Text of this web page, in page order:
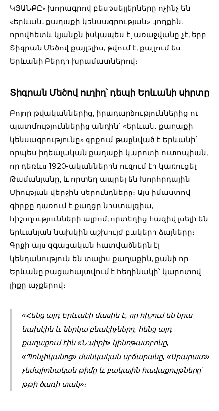
ԿՅԱՆՔԸ» խորագրով բեսթսելլերները ոչինչ են
«Երևան․ քաղաքի կենսագրության» կողքին,
որովհետև կյանքն իսկապես էլ առաջվանը չէ, երբ
Տիգրան Մեծով քայլելիս, թվում է, քայլում ես
Երևանի Բերդի խրամատներով։
Տիգրան Մեծով ուղիղ՝ դեպի Երևանի սիրտը
Բոլոր թվականներից, իրադարձություններից ու
պատմություններից անդին՝ «Երևան․ քաղաքի
կենսագրությունը» գրքում թաքնված է Երևանի՝
որպես իդեալական քաղաքի կարոտի ուտոպիան,
որ դեռևս 1920-ականներին ուզում էր կառուցել
Թամանյանը, և որտեղ ապրել են Խորհրդային
Միության վերջին սերունդները։ Այս իմաստով
գիրքը դառում է քաղցր նոստալգիա,
հիշողությունների ալբոմ, որտեղից հազիվ լսելի են
երևանյան նախկին աշխույժ բակերի ձայները։
Գրքի այս զգացական հատվածներն էլ
կենդանություն են տալիս քաղաքին, քանի որ
Երևանը բացահայտվում է հեղինակի՝ կարոտով
լիքը աչքերով։
«Հենց այդ Երևանի մասին է, որ հիշում են նրա
նախկին և ներկա բնակիչները, հենց այդ
քաղաքում էին «Նաիրի» կինոթատրոնը,
«Պոնչիկանոց» մանկական սրճարանը, «Արարատ»
չեմպիոնական թիմը և բակային հավաքույթները՝
թթի ծառի տակ»։